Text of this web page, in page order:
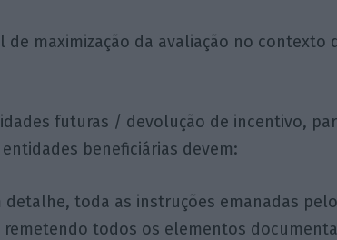
de maximização da avaliação no contexto
futuras / devolução de incentivo,
beneficiárias devem:
detalhe, toda as instruções emanadas
todos os elementos